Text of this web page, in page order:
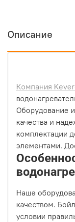
Описание
Компания
Оборудование
качества и
комплектации
элементами.
Наше
качеством.
условии